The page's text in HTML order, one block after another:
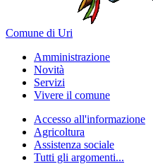
Comune di Uri
Amministrazione
Novità
Servizi
Vivere il comune
Accesso all'informazione
Agricoltura
Assistenza sociale
Tutti gli argomenti...